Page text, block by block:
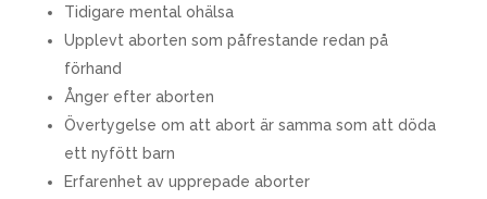
Tidigare mental ohälsa
Upplevt aborten som påfrestande redan på
förhand
Ånger efter aborten
Övertygelse om att abort är samma som att döda
ett nyfött barn
Erfarenhet av upprepade aborter